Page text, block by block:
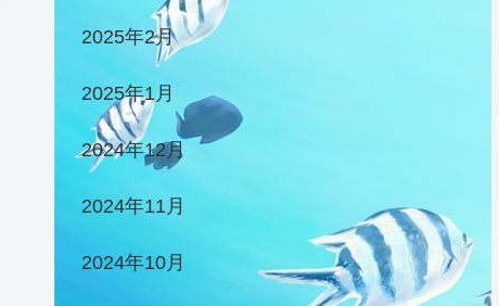
2025年2月
2025年1月
2024年12月
2024年11月
2024年10月